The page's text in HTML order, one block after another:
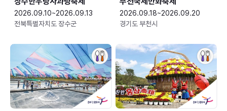
2026.09.10~2026.09.13
전북특별자치도 장수군
2026.09.18~2026.09.20
경기도 부천시